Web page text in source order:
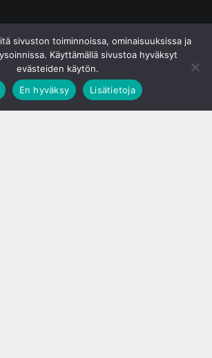
sivuston toiminnoissa, ominaisuuksissa ja
Käyttämällä sivustoa hyväksyt
evästeiden käytön.
En hyväksy Lisätietoja